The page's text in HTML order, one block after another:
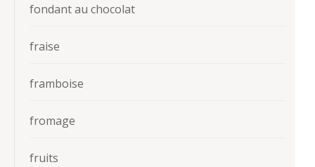
fondant au chocolat
fraise
framboise
fromage
fruits